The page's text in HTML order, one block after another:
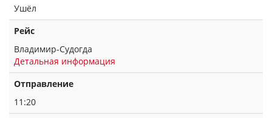
Ушёл
Рейс
Владимир-Судогда
Детальная информация
Отправление
11:20